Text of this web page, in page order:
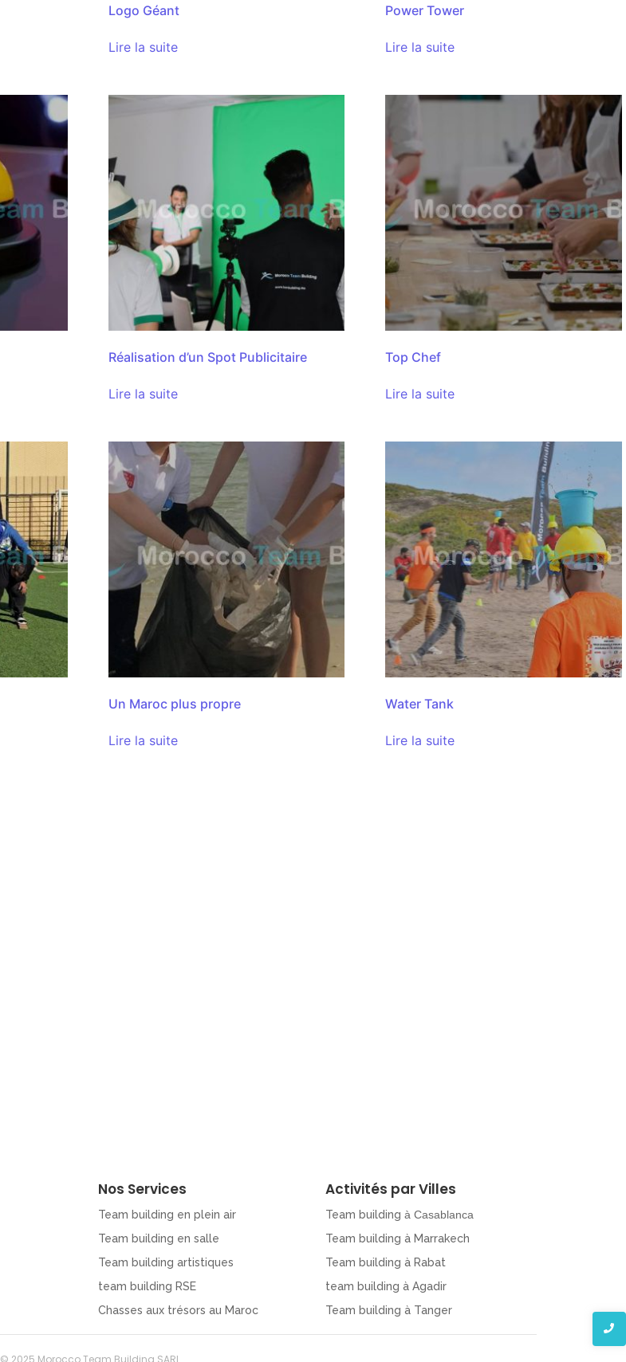
Logo Géant
Lire la suite
Power Tower
Lire la suite
Réalisation d’un Spot Publicitaire
Lire la suite
Top Chef
Lire la suite
Un Maroc plus propre
Lire la suite
Water Tank
Lire la suite
Nos Services
Team building en plein air
Team building en salle
Team building artistiques
team building RSE
Chasses aux trésors au Maroc
Activités par Villes
Team building à Casablanca
Team building à Marrakech
Team building à Rabat
team building à Agadir
Team building à Tanger
© 2025 Morocco Team Building SARL